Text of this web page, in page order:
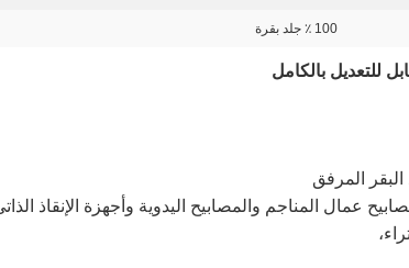
100 ٪ جلد بقرة
للتعديل بالكامل
المرفق
عمال المناجم والمصابيح اليدوية وأجهزة الإنقاذ